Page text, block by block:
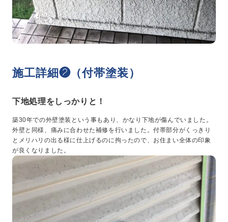
施工詳細❷（付帯塗装）
下地処理をしっかりと！
築30年での外壁塗装という事もあり、かなり下地が傷んでいました。
外壁と同様、痛みに合わせた補修を行いました。付帯部分がくっきり
とメリハリの出る様に仕上げるのに拘ったので、お住まい全体の印象
が良くなりました。